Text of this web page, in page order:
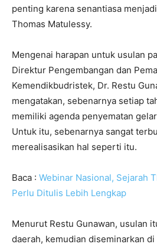
penting karena senantiasa
Thomas Matulessy.
Mengenai harapan untuk usulan
Direktur Pengembangan dan
Kemendikbudristek, Dr. Restu
mengatakan, sebenarnya setiap
memiliki agenda penyematan
Untuk itu, sebenarnya sangat
merealisasikan hal seperti itu.
Baca : Webinar Nasional, Sejarah
Perlu Ditulis Lebih Lengkap
Menurut Restu Gunawan, usulan
daerah, kemudian diseminarkan di